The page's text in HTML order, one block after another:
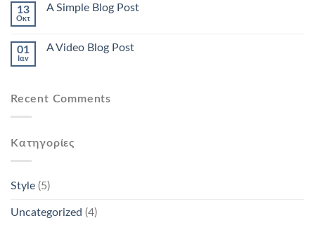
13
Οκτ
A Simple Blog Post
01
Ιαν
A Video Blog Post
Recent Comments
Kατηγορίες
Style (5)
Uncategorized (4)